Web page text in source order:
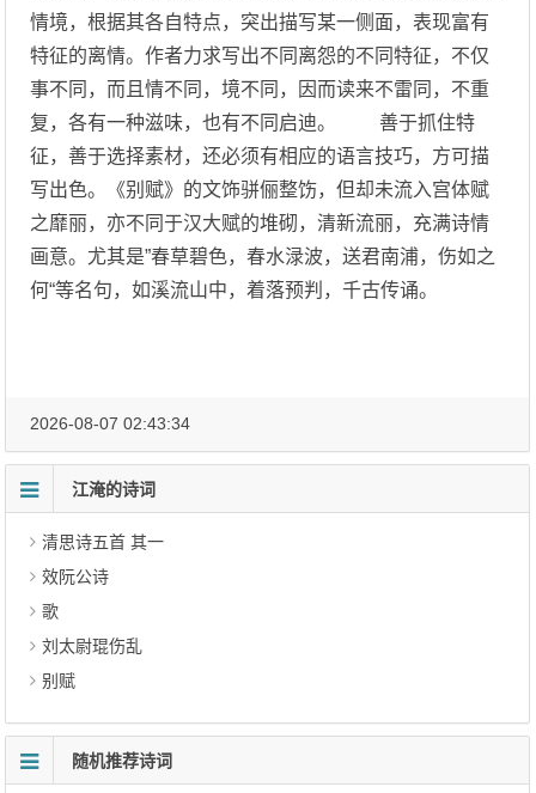
情境，根据其各自特点，突出描写某一侧面，表现富有
特征的离情。作者力求写出不同离怨的不同特征，不仅
事不同，而且情不同，境不同，因而读来不雷同，不重
复，各有一种滋味，也有不同启迪。 善于抓住特
征，善于选择素材，还必须有相应的语言技巧，方可描
写出色。《别赋》的文饰骈俪整饬，但却未流入宫体赋
之靡丽，亦不同于汉大赋的堆砌，清新流丽，充满诗情
画意。尤其是”春草碧色，春水渌波，送君南浦，伤如之
何“等名句，如溪流山中，着落预判，千古传诵。
2026-08-07 02:43:34
江淹的诗词
清思诗五首 其一
效阮公诗
歌
刘太尉琨伤乱
别赋
随机推荐诗词